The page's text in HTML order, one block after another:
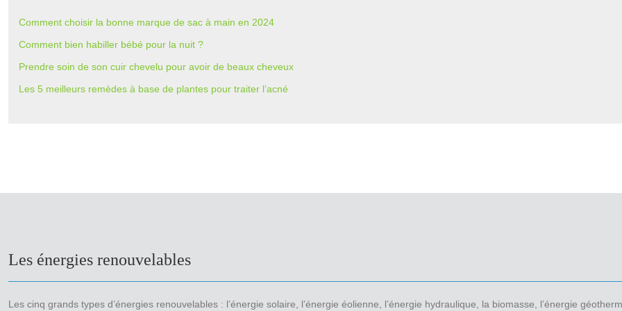
Comment choisir la bonne marque de sac à main en 2024
Comment bien habiller bébé pour la nuit ?
Prendre soin de son cuir chevelu pour avoir de beaux cheveux
Les 5 meilleurs remèdes à base de plantes pour traiter l’acné
Les énergies renouvelables
Les cinq grands types d’énergies renouvelables : l’énergie solaire, l’énergie éolienne, l’énergie hydraulique, la biomasse, l’énergie